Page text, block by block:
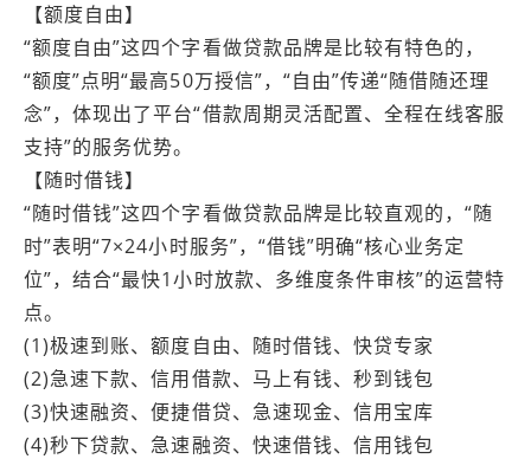
【额度自由】
“额度自由”这四个字看做贷款品牌是比较有特色的，
“额度”点明“最高50万授信”，“自由”传递“随借随还理
念”，体现出了平台“借款周期灵活配置、全程在线客服
支持”的服务优势。
【随时借钱】
“随时借钱”这四个字看做贷款品牌是比较直观的，“随
时”表明“7×24小时服务”，“借钱”明确“核心业务定
位”，结合“最快1小时放款、多维度条件审核”的运营特
点。
(1)极速到账、额度自由、随时借钱、快贷专家
(2)急速下款、信用借款、马上有钱、秒到钱包
(3)快速融资、便捷借贷、急速现金、信用宝库
(4)秒下贷款、急速融资、快速借钱、信用钱包